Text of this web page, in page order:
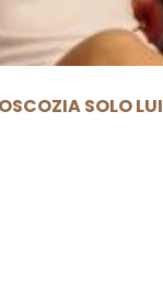
SOLO LUI